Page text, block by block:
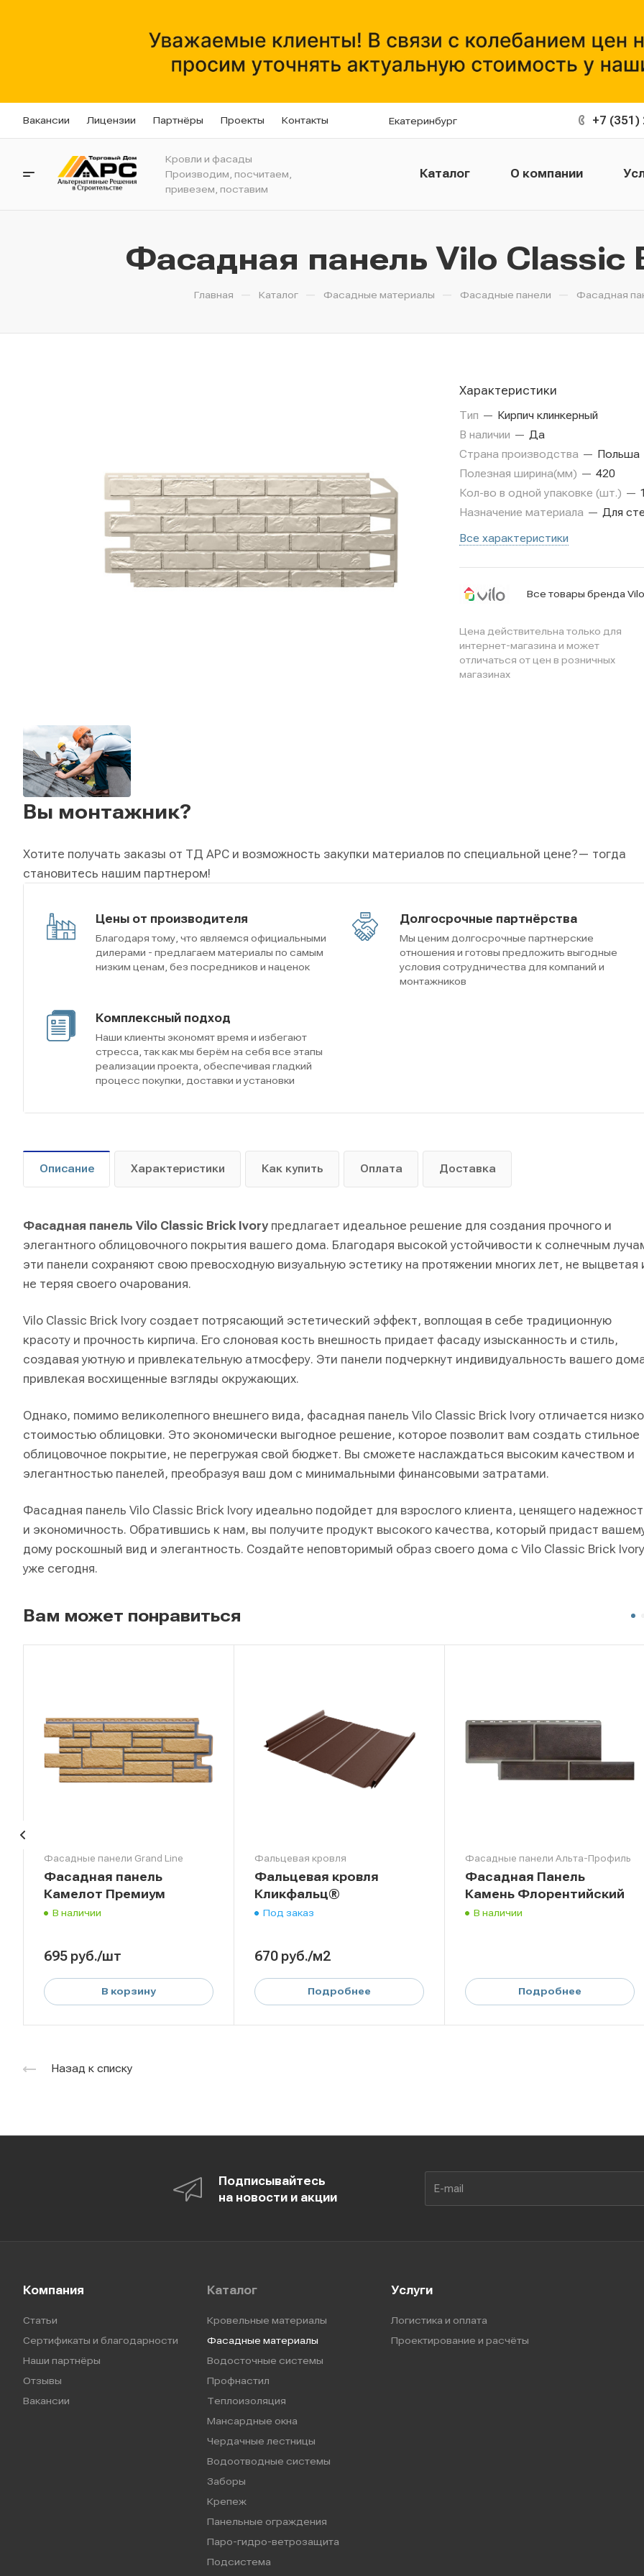
Вакансии Лицензии Партнёры Проекты Контакты Екатеринбург +7
Кровли и фасады
Производим, посчитаем,
привезем, поставим
Каталог О компании
Фасадная панель Vilo Classic
Главная — Каталог — Фасадные материалы — Фасадные панели — Фасадная
Характеристики
Тип — Кирпич клинкерный
В наличии — Да
Страна производства — Польша
Полезная ширина(мм) — 420
Кол-во в одной упаковке (шт.) —
Назначение материала — Для
Все характеристики
Все товары бренда Vilo
Цена действительна только для
интернет-магазина и может
отличаться от цен в розничных
магазинах
Вы монтажник?
Хотите получать заказы от ТД АРС и возможность закупки материалов по специальной цене?— тогда
становитесь нашим партнером!
Цены от производителя
Благодаря тому, что являемся официальными
дилерами - предлагаем материалы по самым
низким ценам, без посредников и наценок
Долгосрочные партнёрства
Мы ценим долгосрочные партнерские
отношения и готовы предложить выгодные
условия сотрудничества для компаний и
монтажников
Комплексный подход
Наши клиенты экономят время и избегают
стресса, так как мы берём на себя все этапы
реализации проекта, обеспечивая гладкий
процесс покупки, доставки и установки
Описание Характеристики Как купить Оплата Доставка
Фасадная панель Vilo Classic Brick Ivory предлагает идеальное решение для создания прочного и
элегантного облицовочного покрытия вашего дома. Благодаря высокой устойчивости к солнечным
эти панели сохраняют свою превосходную визуальную эстетику на протяжении многих лет, не выцветая
не теряя своего очарования.
Vilo Classic Brick Ivory создает потрясающий эстетический эффект, воплощая в себе традиционную
красоту и прочность кирпича. Его слоновая кость внешность придает фасаду изысканность и стиль,
создавая уютную и привлекательную атмосферу. Эти панели подчеркнут индивидуальность вашего
привлекая восхищенные взгляды окружающих.
Однако, помимо великолепного внешнего вида, фасадная панель Vilo Classic Brick Ivory отличается
стоимостью облицовки. Это экономически выгодное решение, которое позволит вам создать стильное
облицовочное покрытие, не перегружая свой бюджет. Вы сможете наслаждаться высоким качеством и
элегантностью панелей, преобразуя ваш дом с минимальными финансовыми затратами.
Фасадная панель Vilo Classic Brick Ivory идеально подойдет для взрослого клиента, ценящего
и экономичность. Обратившись к нам, вы получите продукт высокого качества, который придаст
дому роскошный вид и элегантность. Создайте неповторимый образ своего дома с Vilo Classic Brick Ivory
уже сегодня.
Вам может понравиться
Фасадные панели Grand Line
Фасадная панель
Камелот Премиум
В наличии
695 руб./шт
В корзину
Фальцевая кровля
Фальцевая кровля
Кликфальц®
Под заказ
670 руб./м2
Подробнее
Фасадные панели Альта-Профиль
Фасадная Панель
Камень Флорентийский
В наличии
Подробнее
Назад к списку
Подписывайтесь
на новости и акции
Компания
Статьи
Сертификаты и благодарности
Наши партнёры
Отзывы
Вакансии
Каталог
Кровельные материалы
Фасадные материалы
Водосточные системы
Профнастил
Теплоизоляция
Мансардные окна
Чердачные лестницы
Водоотводные системы
Заборы
Крепеж
Панельные ограждения
Паро-гидро-ветрозащита
Подсистема
Услуги
Логистика и оплата
Проектирование и расчёты